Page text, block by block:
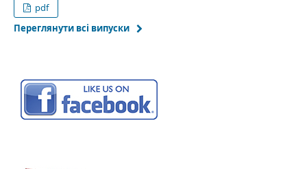
pdf
Переглянути всі випуски